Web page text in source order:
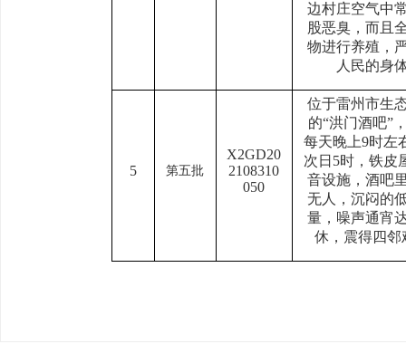
边村庄空气中
股恶臭，而且
物进行养殖，
人民的身
5 第五批
X2GD20
2108310
050
位于雷州市生
的“洪门酒吧”
每天晚上9时左
次日5时，铁皮
音设施，酒吧
无人，沉闷的
量，噪声通宵
休，震得四邻